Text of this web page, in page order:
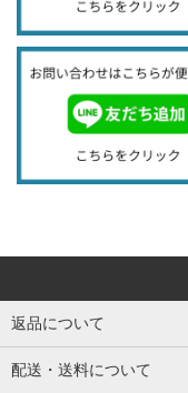
返品について
配送・送料について